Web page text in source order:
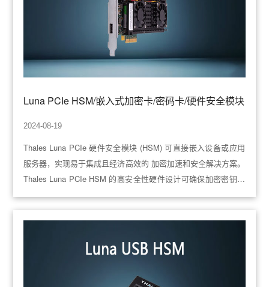
Luna PCIe HSM/嵌入式加密卡/密码卡/硬件安全模块
2024-08-19
Thales Luna PCIe 硬件安全模块 (HSM) 可直接嵌入设备或应用
服务器，实现易于集成且经济高效的 加密加速和安全解决方案。
Thales Luna PCIe HSM 的高安全性硬件设计可确保加密密钥在